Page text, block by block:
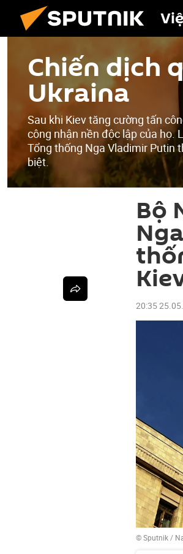
Chiến dịch
Ukraina
Sau khi Kiev tăng cường tấn
công nhận nền độc lập của họ.
Tổng thống Nga Vladimir Putin
biệt.
Bộ
20:35
© Sputnik /